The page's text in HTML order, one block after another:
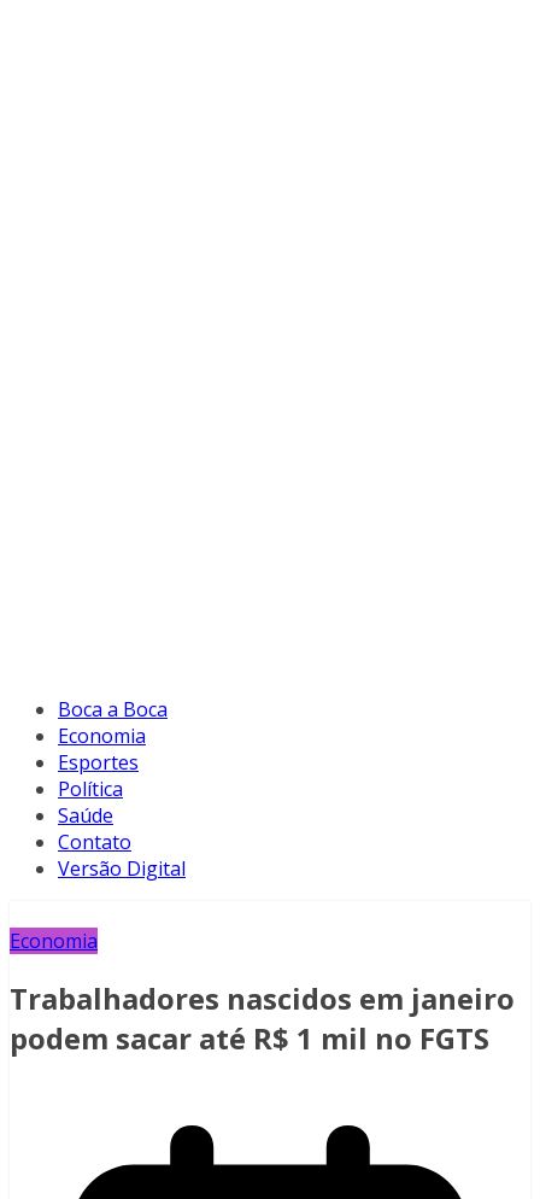
Boca a Boca
Economia
Esportes
Política
Saúde
Contato
Versão Digital
Economia
Trabalhadores nascidos em janeiro
podem sacar até R$ 1 mil no FGTS